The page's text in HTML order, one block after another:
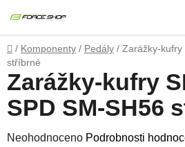
na
obsah
Domů
/ Komponenty / Pedály / Zarážky-kufry
stříbrné
Zarážky-kufry
SPD SM-SH56
Průměrné
Neohodnoceno Podrobnosti